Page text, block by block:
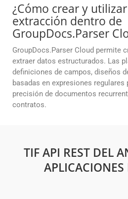
¿Cómo crear y
extracción dentro de
GroupDocs.Parser
GroupDocs.Parser Cloud permite
extraer datos estructurados. Las
definiciones de campos, diseños
basadas en expresiones
precisión de documentos
contratos.
TIF API REST DEL